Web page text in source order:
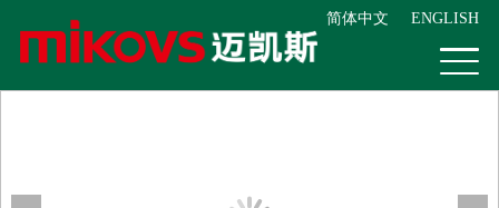
简体中文 ENGLISH